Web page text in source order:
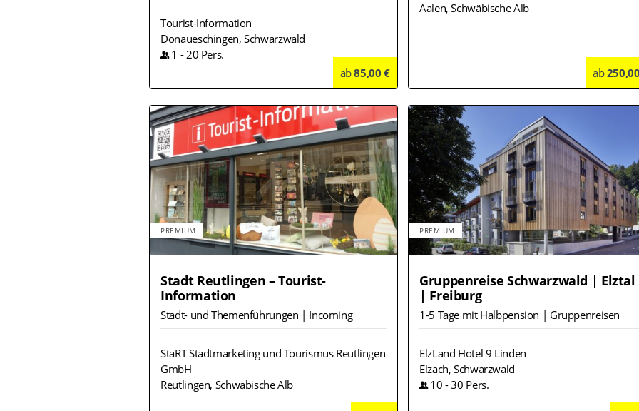
Tourist-Information
Donaueschingen, Schwarzwald
1 -20 Pers.
Details
ab85,00 €
Aalen, Schwäbische Alb
ab
PREMIUM
Stadt Reutlingen – Tourist-
Information
Stadt- und Themenführungen | Incoming
StaRT Stadtmarketing und Tourismus Reutlingen
GmbH
Reutlingen, Schwäbische Alb
PREMIUM
Gruppenreise Schwarzwald | Elztal
| Freiburg
1-5 Tage mit Halbpension | Gruppenreisen
ElzLand Hotel 9 Linden
Elzach, Schwarzwald
10 -30 Pers.